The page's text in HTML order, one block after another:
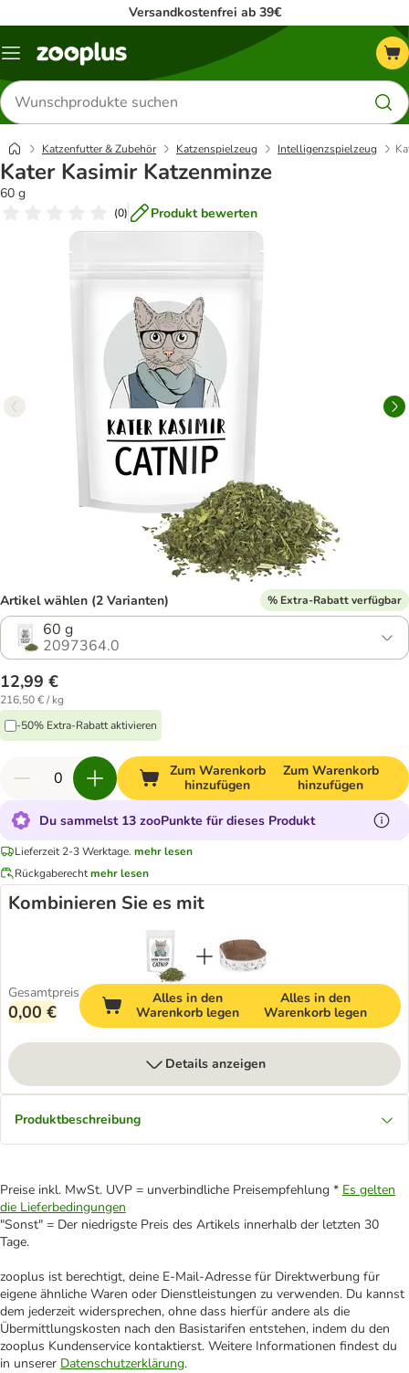
Versandkostenfrei ab 39€
Menü
Produkte
suchen
Katzenfutter & Zubehör Katzenspielzeug Intelligenzspielzeug
Kater Kasimir Katzenminze
60 g
(0) Produkt bewerten
Artikel wählen (2 Varianten) % Extra-Rabatt verfügbar
60 g
2097364.0
12,99 €
216,50 € / kg
-50% Extra-Rabatt aktivieren
Zum Warenkorb
hinzufügen
Zum Warenkorb
hinzufügen
Du sammelst 13 zooPunkte für dieses Produkt
Lieferzeit 2-3 Werktage. mehr lesen
Rückgaberechtmehr lesen
Kombinieren Sie es mit
Gesamtpreis
0,00 €
Alles in den
Warenkorb legen
Alles in den
Warenkorb legen
Details anzeigen
Produktbeschreibung
Preise inkl. MwSt. UVP = unverbindliche Preisempfehlung * Es gelten
die Lieferbedingungen
"Sonst" = Der niedrigste Preis des Artikels innerhalb der letzten 30
Tage.
zooplus ist berechtigt, deine E-Mail-Adresse für Direktwerbung für
eigene ähnliche Waren oder Dienstleistungen zu verwenden. Du kannst
dem jederzeit widersprechen, ohne dass hierfür andere als die
Übermittlungskosten nach den Basistarifen entstehen, indem du den
zooplus Kundenservice kontaktierst. Weitere Informationen findest du
in unserer Datenschutzerklärung.